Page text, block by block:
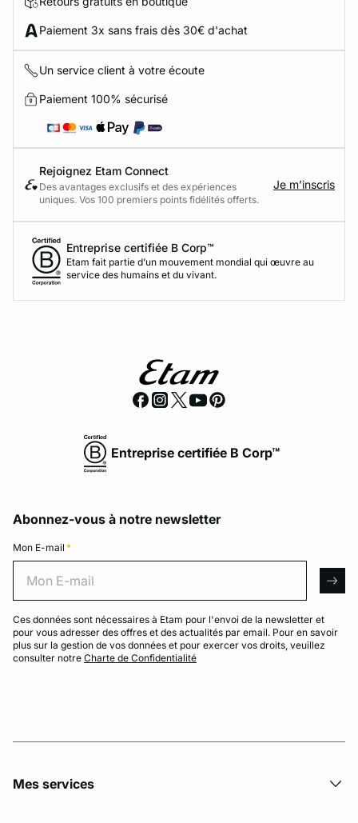
Paiement 3x sans frais dès 30€ d'achat
Un service client à votre écoute
Paiement 100% sécurisé
Rejoignez Etam Connect
Des avantages exclusifs et des expériences
uniques. Vos 100 premiers points fidélités offerts.
Je m’inscris
Entreprise certifiée B Corp™
Etam fait partie d’un mouvement mondial qui œuvre au
service des humains et du vivant.
Entreprise certifiée B Corp™
Abonnez-vous à notre newsletter
Mon E-mail *
Ces données sont nécessaires à Etam pour l'envoi de la newsletter et
pour vous adresser des offres et des actualités par email. Pour en savoir
plus sur la gestion de vos données et pour exercer vos droits, veuillez
consulter notre Charte de Confidentialité
Mes services